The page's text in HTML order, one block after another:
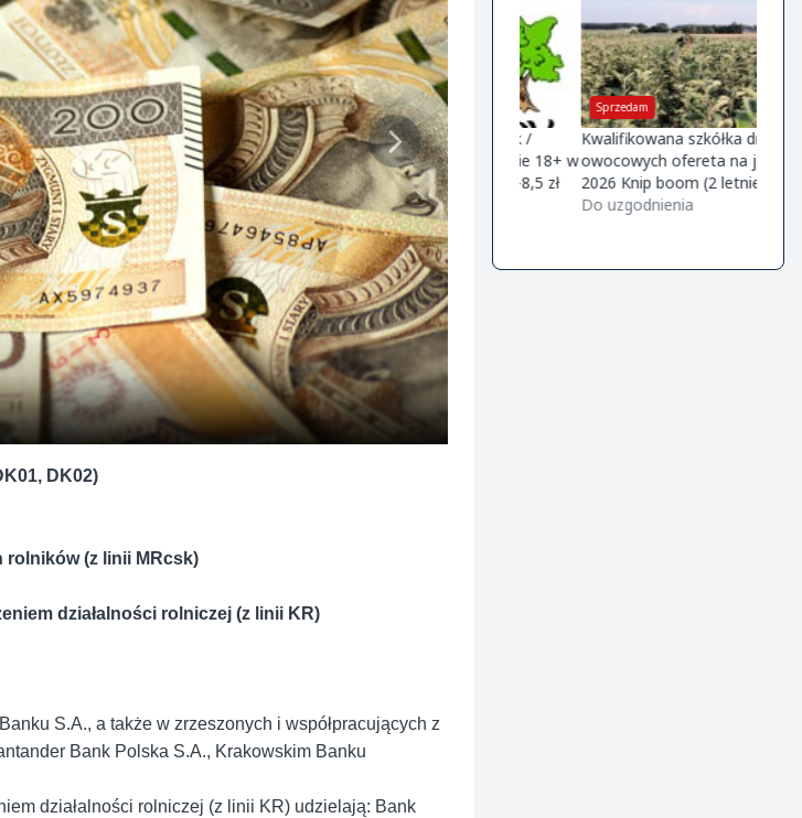
DK02)
rolników (z linii MRcsk)
działalności rolniczej (z linii KR)
S.A., a także w zrzeszonych i współpracujących z
Bank Polska S.A., Krakowskim Banku
działalności rolniczej (z linii KR) udzielają: Bank
Kupię
Kupimy truskawki na sok /
zdrowe/ - 4 zł/kg . . Wiśnie 18+ w
cenie -6,zł/kg. Borówkę -8,5 zł
Do uzgodnienia
Sprzedam
Kwalifikowana szkółka drzewek
owocowych ofereta na jesień
2026 Knip boom (2 letnie) -gala
m9/m26 -golden m9 -jeronimo
Do uzgodnienia